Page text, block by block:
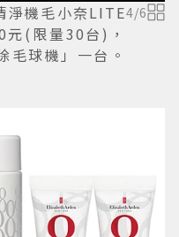
淨機毛小奈LITE
(限量30台)，
毛球機」一台。
4/6